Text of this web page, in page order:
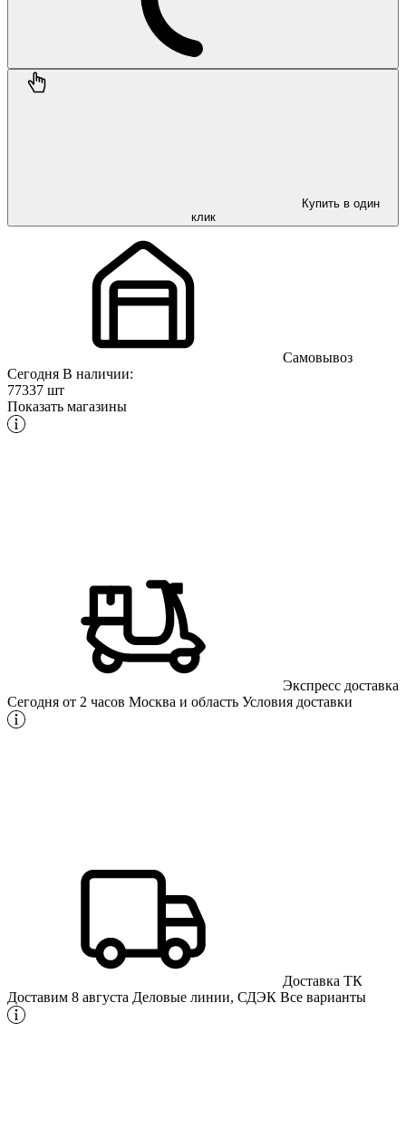
Купить в один
клик
Самовывоз
Сегодня В наличии:
77337 шт
Показать магазины
Экспресс доставка
Сегодня от 2 часов Москва и область Условия доставки
Доставка ТК
Доставим 8 августа Деловые линии, СДЭК Все варианты